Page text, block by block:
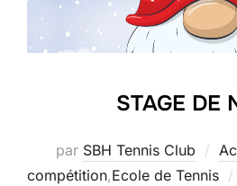
STAGE DE
par SBH Tennis Club
compétition,Ecole de Tennis